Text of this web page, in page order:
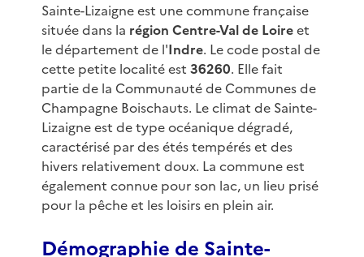
Sainte-Lizaigne est une commune française
située dans la région Centre-Val de Loireet
le département de l'Indre. Le code postal de
cette petite localité est 36260. Elle fait
partie de la Communauté de Communes de
Champagne Boischauts. Le climat de Sainte-
Lizaigne est de type océanique dégradé,
caractérisé par des étés tempérés et des
hivers relativement doux. La commune est
également connue pour son lac, un lieu prisé
pour la pêche et les loisirs en plein air.
Démographie de Sainte-